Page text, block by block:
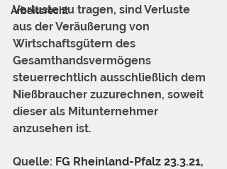
Arbeitsrecht
Verluste zu tragen, sind Verluste
aus der Veräußerung von
Wirtschaftsgütern des
Gesamthandsvermögens
steuerrechtlich ausschließlich dem
Nießbraucher zuzurechnen, soweit
dieser als Mitunternehmer
anzusehen ist.
Quelle: FG Rheinland-Pfalz 23.3.21,